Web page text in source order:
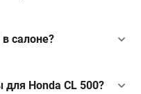
салоне?
Honda CL 500?